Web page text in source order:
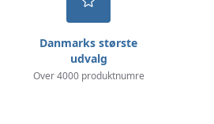
Danmarks største
udvalg
Over 4000 produktnumre